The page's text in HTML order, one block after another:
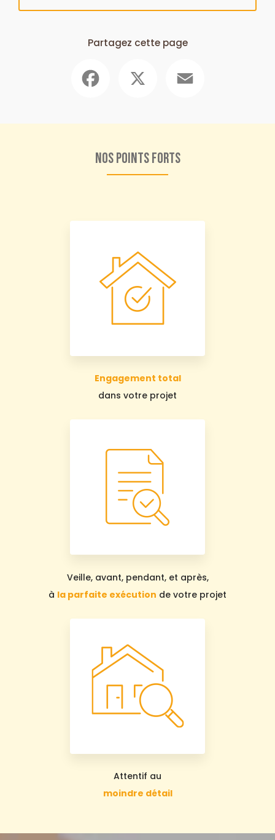
Partagez cette page
Nos points forts
Engagement total
dans votre projet
Veille, avant, pendant, et après,
à la parfaite exécution de votre projet
Attentif au
moindre détail